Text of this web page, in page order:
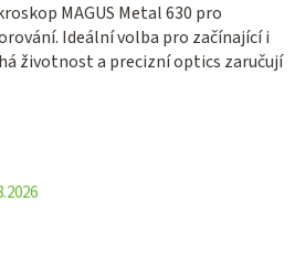
MAGUS Metal 630 pro
Ideální volba pro začínající i
životnost a precizní optics zaručují